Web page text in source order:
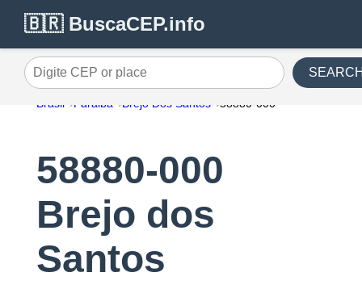
🇧🇷 BuscaCEP.info
Digite CEP or place
Brasil Paraiba Brejo Dos Santos 58880-000
58880-000
Brejo dos
Santos